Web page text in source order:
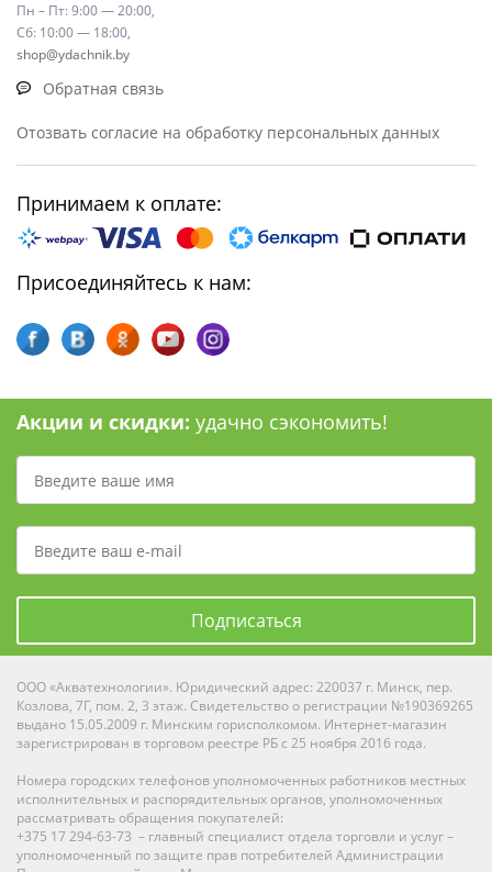
Пн – Пт: 9:00 — 20:00,
Сб: 10:00 — 18:00,
shop@ydachnik.by
Обратная связь
Отозвать согласие на обработку персональных данных
Принимаем к оплате:
Присоединяйтесь к нам:
Акции и скидки: удачно сэкономить!
Подписаться
ООО «Акватехнологии». Юридический адрес: 220037 г. Минск, пер.
Козлова, 7Г, пом. 2, 3 этаж. Свидетельство о регистрации №190369265
выдано 15.05.2009 г. Минским горисполкомом. Интернет-магазин
зарегистрирован в торговом реестре РБ с 25 ноября 2016 года.
Номера городских телефонов уполномоченных работников местных
исполнительных и распорядительных органов, уполномоченных
рассматривать обращения покупателей:
+375 17 294-63-73 – главный специалист отдела торговли и услуг –
уполномоченный по защите прав потребителей Администрации